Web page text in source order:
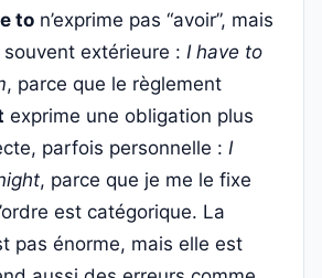
to n’exprime pas “avoir”, mais
extérieure : I have to
, parce que le règlement
exprime une obligation plus
parfois personnelle : I
, parce que je me le fixe
est catégorique. La
pas énorme, mais elle est